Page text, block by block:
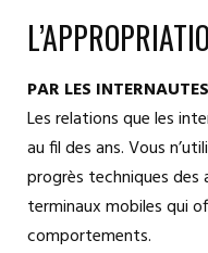
PAR LES INTERNAUTES
Les relations que les
au fil des ans. Vous
progrès techniques des
terminaux mobiles qui
comportements.